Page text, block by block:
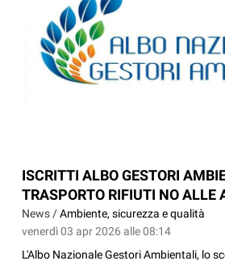
ISCRITTI ALBO GESTORI
TRASPORTO RIFIUTI NO ALLE
News /Ambiente, sicurezza e qualità
venerdì 03 apr 2026 alle 08:14
L'Albo Nazionale Gestori Ambientali, lo